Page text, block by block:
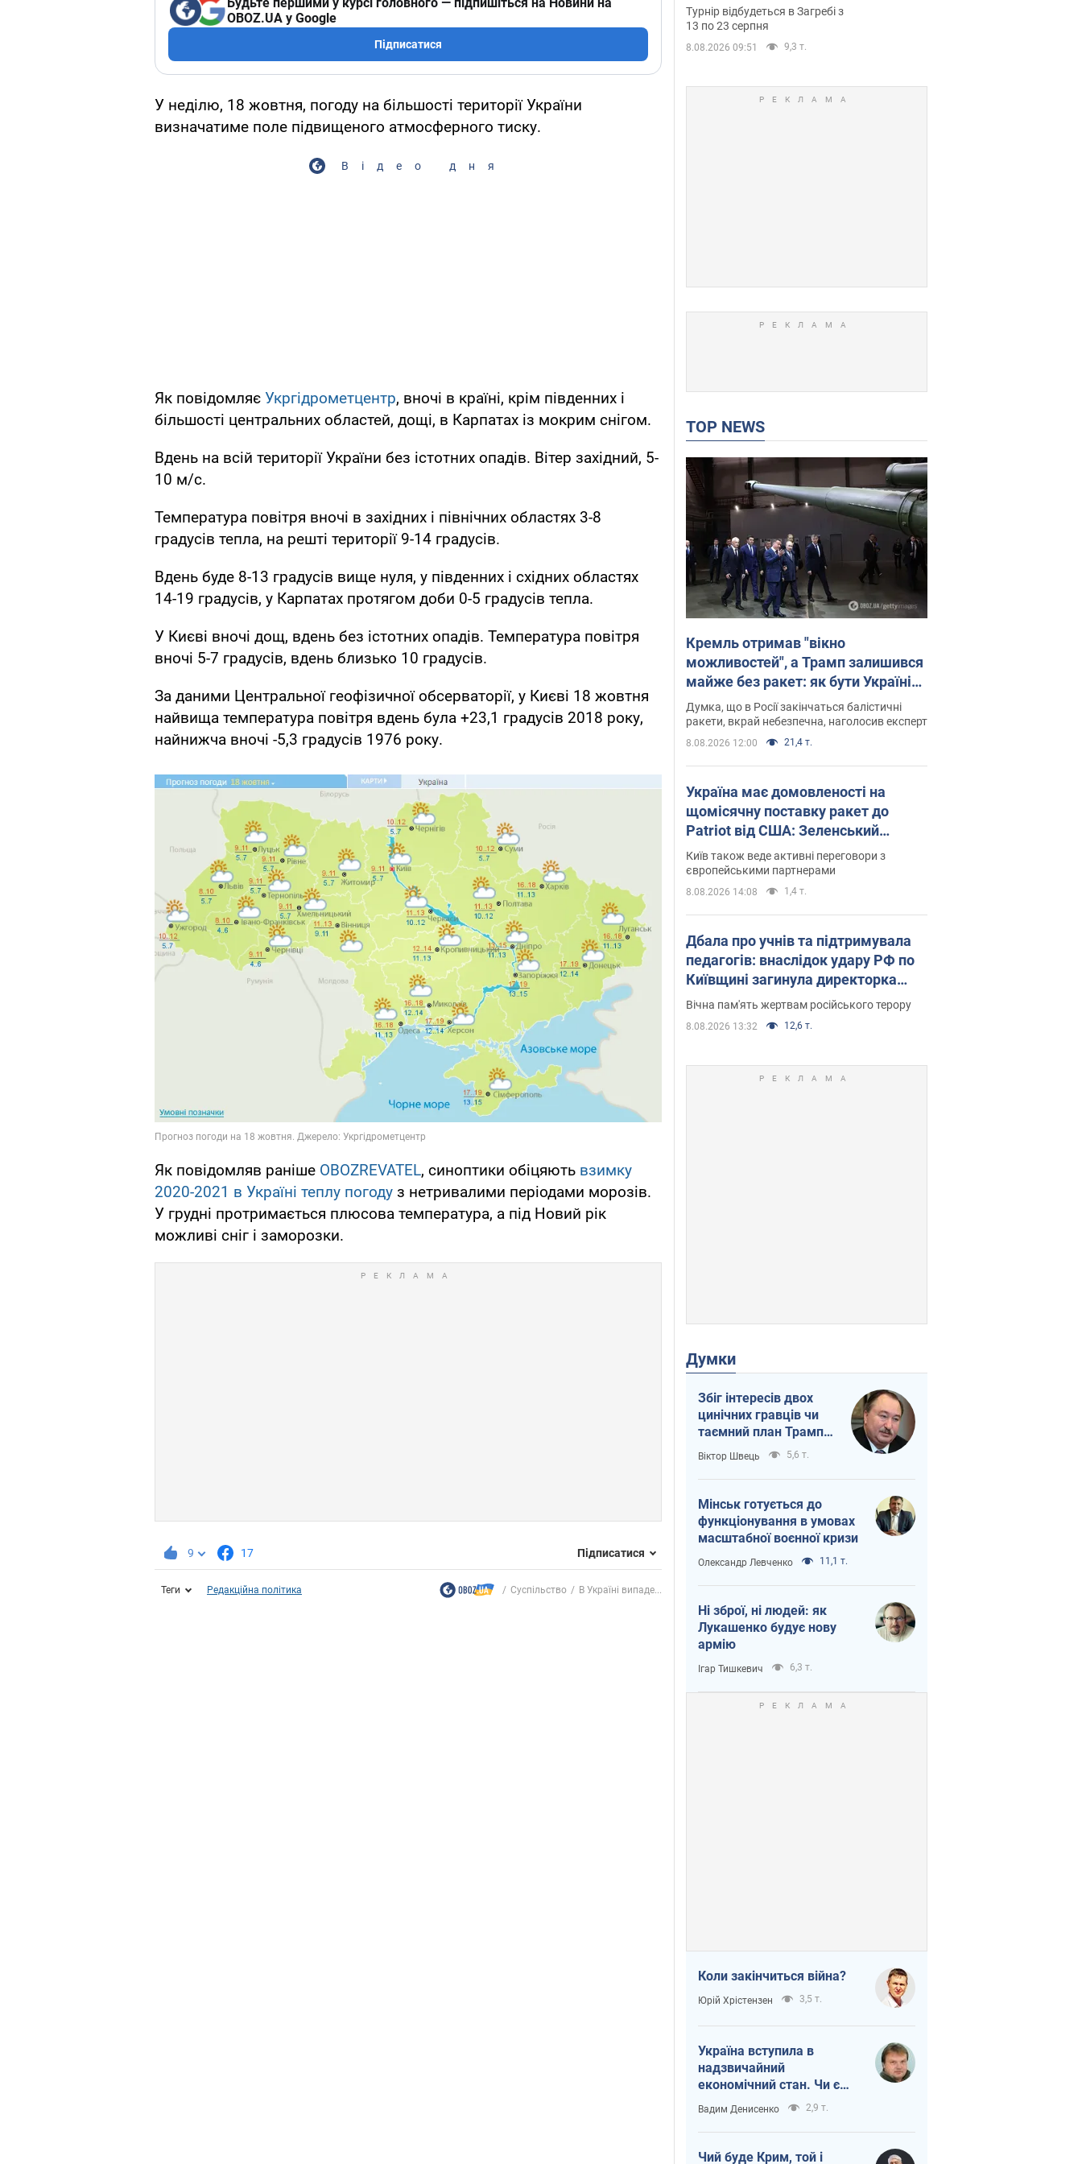
Будьте першими у курсі головного — підпишіться на Новини на
OBOZ.UA у Google
Підписатися
У неділю, 18 жовтня, погоду на більшості території України
визначатиме поле підвищеного атмосферного тиску.
Відео дня
Як повідомляє Укргідрометцентр, вночі в країні, крім південних і
більшості центральних областей, дощі, в Карпатах із мокрим снігом.
Вдень на всій території України без істотних опадів. Вітер західний, 5-
10 м/с.
Температура повітря вночі в західних і північних областях 3-8
градусів тепла, на решті території 9-14 градусів.
Вдень буде 8-13 градусів вище нуля, у південних і східних областях
14-19 градусів, у Карпатах протягом доби 0-5 градусів тепла.
У Києві вночі дощ, вдень без істотних опадів. Температура повітря
вночі 5-7 градусів, вдень близько 10 градусів.
За даними Центральної геофізичної обсерваторії, у Києві 18 жовтня
найвища температура повітря вдень була +23,1 градусів 2018 року,
найнижча вночі -5,3 градусів 1976 року.
Як повідомляв раніше OBOZREVATEL, синоптики обіцяють взимку
2020-2021 в Україні теплу погоду з нетривалими періодами морозів.
У грудні протримається плюсова температура, а під Новий рік
можливі сніг і заморозки.
9 17 Підписатися
Теги Редакційна політика Суспільство В Україні випаде...
до чемпіонату Європи
основних спортсменів
Турнір відбудеться в Загребі з
13 по 23 серпня
8.08.2026 09:51 9,3 т.
TOP NEWS
Кремль отримав "вікно
можливостей", а Трамп залишився
майже без ракет: як бути Україні?
Інтерв’ю з Мельником
Думка, що в Росії закінчаться балістичні
ракети, вкрай небезпечна, наголосив експерт
8.08.2026 12:00 21,4 т.
Україна має домовленості на
щомісячну поставку ракет до
Patriot від США: Зеленський
розкрив подробиці
Київ також веде активні переговори з
європейськими партнерами
8.08.2026 14:08 1,4 т.
Дбала про учнів та підтримувала
педагогів: внаслідок удару РФ по
Київщині загинула директорка
київського ліцею, її чоловік та онук
Вічна пам'ять жертвам російського терору
8.08.2026 13:32 12,6 т.
Думки
Збіг інтересів двох
цинічних гравців чи
таємний план Трампа
і Путіна?
Віктор Швець 5,6 т.
Мінськ готується до
функціонування в умовах
масштабної воєнної кризи
Олександр Левченко 11,1 т.
Ні зброї, ні людей: як
Лукашенко будує нову
армію
Ігар Тишкевич 6,3 т.
Коли закінчиться війна?
Юрій Хрістензен 3,5 т.
Україна вступила в
надзвичайний
економічний стан. Чи є
світло вкінці тунелю?
Вадим Денисенко 2,9 т.
Чий буде Крим, той і